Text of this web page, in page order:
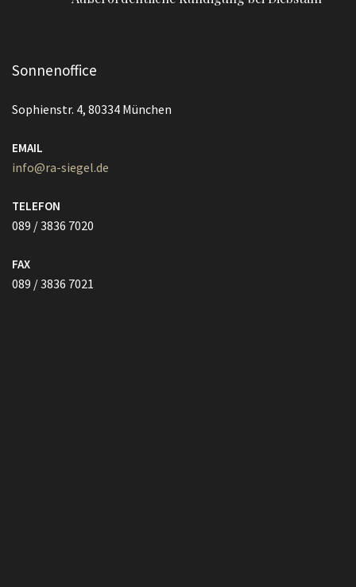
Sonnenoffice
Sophienstr. 4, 80334 München
EMAIL
info@ra-siegel.de
TELEFON
089 / 3836 7020
FAX
089 / 3836 7021